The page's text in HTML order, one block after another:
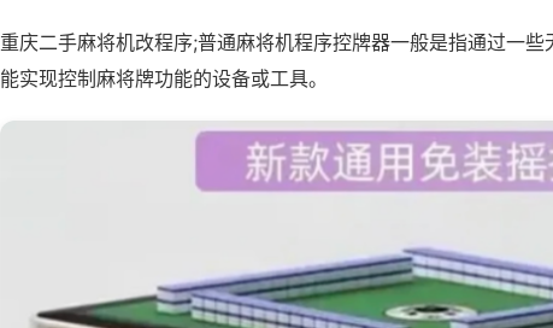
重庆二手麻将机改程序;普通麻将机程序控牌器一般是指通过一
能实现控制麻将牌功能的设备或工具。